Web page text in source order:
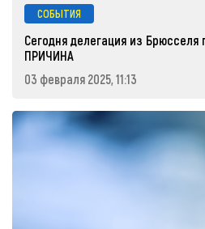
СОБЫТИЯ
Сегодня делегация из Брюсселя
ПРИЧИНА
03 февраля 2025, 11:13